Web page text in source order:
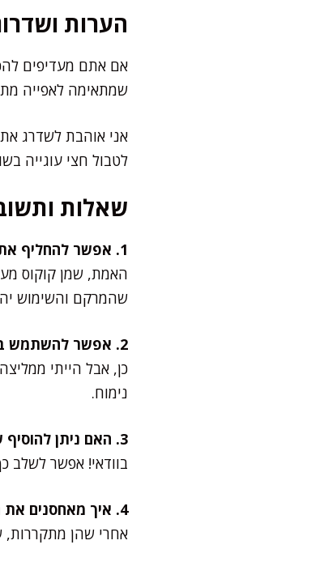
הערות
אם אתם מעדיפים
שמתאימה לאפייה
אני אוהבת לשדרג
לטבול חצי עוגייה
שאלות
1. אפשר להחליף את שמן הקוקוס בשמן אחר?
האמת, שמן קוקוס
שהמרקם והשימוש
2. אפשר להשתמש בקמח מלא?
כן, אבל הייתי
נימוח.
3. האם ניתן להוסיף שוקולד צ׳יפס?
בוודאי! אפשר לשלב
4. איך מאחסנים את העוגיות?
אחרי שהן מתקררות,